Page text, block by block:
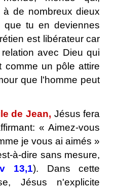
de nombreux dieux
tu en deviennes
est libérateur car
avec Dieu qui
comme un pôle attire
que l'homme peut
de Jean, Jésus fera
« Aimez-vous
je vous ai aimés »
à-dire sans mesure,
13,1). Dans cette
Jésus n'explicite